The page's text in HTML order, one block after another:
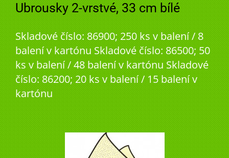
Ubrousky 2-vrstvé, 33 cm bílé
Skladové číslo: 86900; 250 ks v balení / 8
balení v kartónu Skladové číslo: 86500; 50
ks v balení / 48 balení v kartónu Skladové
číslo: 86200; 20 ks v balení / 15 balení v
kartónu